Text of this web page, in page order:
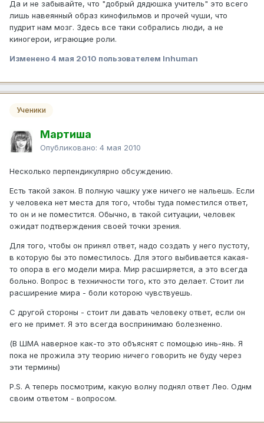
Да и не забывайте, что "добрый дядюшка учитель" это всего
лишь навеянный образ кинофильмов и прочей чуши, что
пудрит нам мозг. Здесь все таки собрались люди, а не
киногерои, играющие роли.
Изменено4 мая 2010 пользователем Inhuman
Ученики
Мартиша
Опубликовано: 4 мая 2010
Несколько перпендикулярно обсуждению.
Есть такой закон. В полную чашку уже ничего не нальешь. Если
у человека нет места для того, чтобы туда поместился ответ,
то он и не поместится. Обычно, в такой ситуации, человек
ожидат подтверждения своей точки зрения.
Для того, чтобы он принял ответ, надо создать у него пустоту,
в которую бы это поместилось. Для этого выбивается какая-
то опора в его модели мира. Мир расширяется, а это всегда
больно. Вопрос в техничности того, кто это делает. Стоит ли
расширение мира - боли которою чувствуешь.
С другой стороны - стоит ли давать человеку ответ, если он
его не примет. Я это всегда воспринимаю болезненно.
(В ШМА наверное как-то это объяснят с помощью инь-янь. Я
пока не прожила эту теорию ничего говорить не буду через
эти термины)
Р.S. А теперь посмотрим, какую волну поднял ответ Лео. Однм
своим ответом - вопросом.